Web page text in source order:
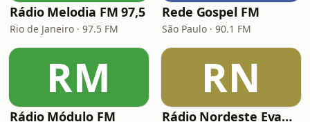
Rádio Melodia FM 97,5
Rio de Janeiro · 97.5 FM
Rede Gospel FM
São Paulo · 90.1 FM
RM
Rádio Módulo FM
RN
Rádio Nordeste Evangélica